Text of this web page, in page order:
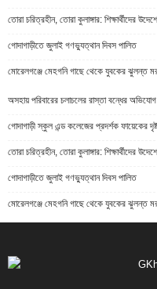
তোরা চরিত্রহীন, তোরা কুলাঙ্গার: শিক্ষার্থীদের
গোদাগাড়ীতে জুলাই গণভ্যুত্থান দিবস পালিত
মোরেলগঞ্জে মেহগনি গাছে থেকে যুবকের ঝুলন্ত
অসহায় পরিবারের চলাচলের রাস্তা বন্ধের
গোদাগাড়ী স্কুল এন্ড কলেজের প্রদর্শক ফায়েকের
তোরা চরিত্রহীন, তোরা কুলাঙ্গার: শিক্ষার্থীদের
গোদাগাড়ীতে জুলাই গণভ্যুত্থান দিবস পালিত
মোরেলগঞ্জে মেহগনি গাছে থেকে যুবকের ঝুলন্ত